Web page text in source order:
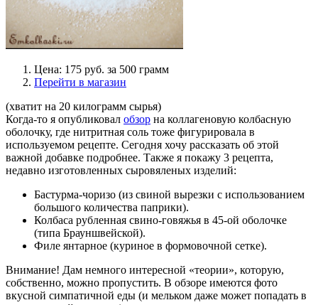
Цена: 175 руб. за 500 грамм
Перейти в магазин
(хватит на 20 килограмм сырья)
Когда-то я опубликовал обзор на коллагеновую колбасную
оболочку, где нитритная соль тоже фигурировала в
используемом рецепте. Сегодня хочу рассказать об этой
важной добавке подробнее. Также я покажу 3 рецепта,
недавно изготовленных сыровяленых изделий:
Бастурма-чоризо (из свиной вырезки с использованием
большого количества паприки).
Колбаса рубленная свино-говяжья в 45-ой оболочке
(типа Брауншвейской).
Филе янтарное (куриное в формовочной сетке).
Внимание! Дам немного интересной «теории», которую,
собственно, можно пропустить. В обзоре имеются фото
вкусной симпатичной еды (и мельком даже может попадать в